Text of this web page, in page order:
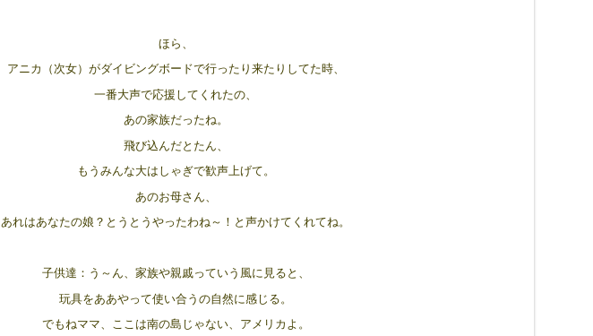
ほら、
アニカ（次女）がダイビングボードで行ったり来たりしてた時、
一番大声で応援してくれたの、
あの家族だったね。
飛び込んだとたん、
もうみんな大はしゃぎで歓声上げて。
あのお母さん、
あれはあなたの娘？とうとうやったわね～！と声かけてくれてね。
子供達：う～ん、家族や親戚っていう風に見ると、
玩具をああやって使い合うの自然に感じる。
でもねママ、ここは南の島じゃない、アメリカよ。